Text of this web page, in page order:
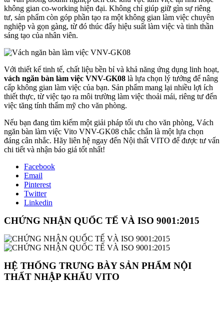
không gian co-working hiện đại. Không chỉ giúp giữ gìn sự riêng
tư, sản phẩm còn góp phần tạo ra một không gian làm việc chuyên
nghiệp và gọn gàng, từ đó thúc đẩy hiệu suất làm việc và tinh thần
sáng tạo của nhân viên.
Với thiết kế tinh tế, chất liệu bền bỉ và khả năng ứng dụng linh hoạt,
vách ngăn bàn làm việc VNV-GK08 là lựa chọn lý tưởng để nâng
cấp không gian làm việc của bạn. Sản phẩm mang lại nhiều lợi ích
thiết thực, từ việc tạo ra môi trường làm việc thoải mái, riêng tư đến
việc tăng tính thẩm mỹ cho văn phòng.
Nếu bạn đang tìm kiếm một giải pháp tối ưu cho văn phòng, Vách
ngăn bàn làm việc Vito VNV-GK08 chắc chắn là một lựa chọn
đáng cân nhắc. Hãy liên hệ ngay đến Nội thất VITO để được tư vấn
chi tiết và nhận báo giá tốt nhất!
Facebook
Email
Pinterest
Twitter
Linkedin
CHỨNG NHẬN QUỐC TẾ VÀ ISO 9001:2015
HỆ THỐNG TRƯNG BÀY SẢN PHẨM NỘI
THẤT NHẬP KHẨU VITO